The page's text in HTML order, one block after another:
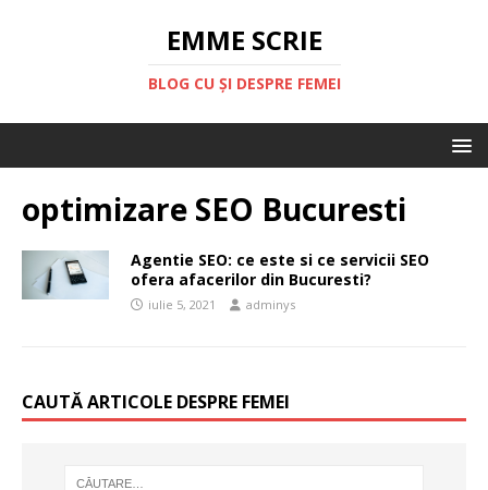
EMME SCRIE
BLOG CU ȘI DESPRE FEMEI
optimizare SEO Bucuresti
Agentie SEO: ce este si ce servicii SEO
ofera afacerilor din Bucuresti?
iulie 5, 2021 adminys
CAUTĂ ARTICOLE DESPRE FEMEI